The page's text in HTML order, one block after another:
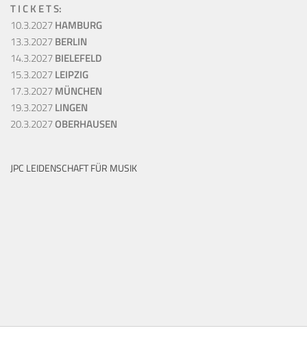
T I C K E T S:
10.3.2027HAMBURG
13.3.2027BERLIN
14.3.2027BIELEFELD
15.3.2027LEIPZIG
17.3.2027MÜNCHEN
19.3.2027LINGEN
20.3.2027OBERHAUSEN
JPC LEIDENSCHAFT FÜR MUSIK